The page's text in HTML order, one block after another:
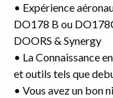
• Expérience
DO178 B ou
DOORS & Synergy
• La Connaissance
et outils tels que
• Vous avez un bon